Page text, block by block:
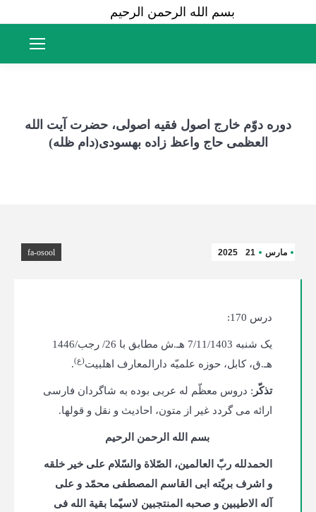
بسم الله الرحمن الرحیم
دوره دوّم خارج اصول فقیه اصولی، حضرت آیت الله
العظمی حاج واعظ زاده بهسودی(دام ظله)
مارس 21
2025
fa-osool
درس 170:
یک‌ شنبه 7/11/1403 هـ.ش مطابق با 26/ رجب/1446
هـ.ق، کابل، حوزه علمیّه دارالمعارف اهلبیت(ع).
تذکّر : دروس معظّم له عربی بوده به شاگردان فارسی
ارائه می گردد غیر از متون، احادیث و نقل و قول­ها.
بسم الله الرحمن الرحیم
الحمدلله ربّ العالمین، الصّلاة والسّلام علی خیر خلقه
و اشرف بریّته ابی القاسم المصطفی محمّد و علی
آله الاطیبین و صحبه المنتجبین لاسیّما بقیة الله فی